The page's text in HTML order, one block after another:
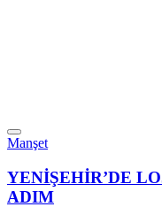
Manşet
YENİŞEHİR’DE
ADIM